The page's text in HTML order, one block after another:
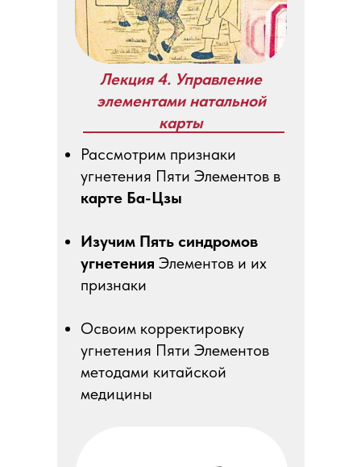
Лекция 4. Управление
элементами натальной
карты
Рассмотрим признаки
угнетения Пяти Элементов в
карте Ба-Цзы
Изучим Пять синдромов
угнетения Элементов и их
признаки
Освоим корректировку
угнетения Пяти Элементов
методами китайской
медицины